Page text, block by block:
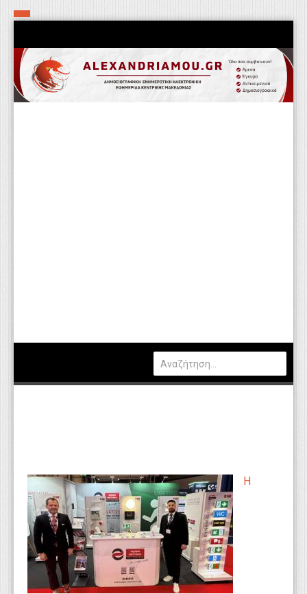
Η
Αρχική
Τα εν δήμω εν οίκω
Πολιτιστικά-Εκκλησιαστικά
Καιρός
Εκπαίδευση
Υγεία
Γενικά
Βιβλιοθήκη Απόψεων